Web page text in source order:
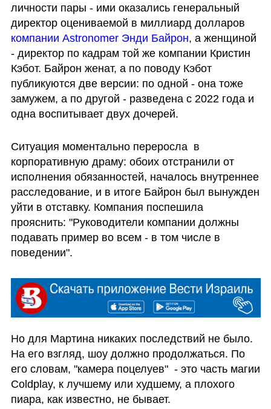
личности пары - ими оказались генеральный
компании Astronomer Энди Байрон, а женщиной
- директор по кадрам той же компании Кристин
Кэбот. Байрон женат, а по поводу Кэбот
публикуются две версии: по одной - она тоже
замужем, а по другой - разведена с 2022 года и
одна воспитывает двух дочерей.
Ситуация моментально переросла  в
корпоративную драму: обоих отстранили от
исполнения обязанностей, началось внутреннее
расследование, и в итоге Байрон был вынужден
уйти в отставку. Компания поспешила
прояснить: "Руководители компании должны
подавать пример во всем - в том числе в
поведении".
Но для Мартина никаких последствий не было.
На его взгляд, шоу должно продолжаться. По
его словам, "камера поцелуев"  - это часть магии
Coldplay, к лучшему или худшему, а плохого
пиара, как известно, не бывает.